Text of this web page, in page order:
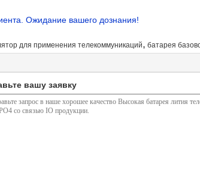
Ожидание вашего дознания!
для применения телекоммуникаций, батарея
вашу заявку